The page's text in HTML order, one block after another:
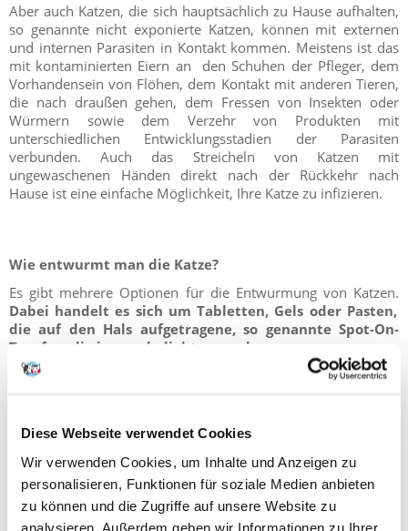
Diese Webseite verwendet Cookies
Wir verwenden Cookies, um Inhalte und Anzeigen zu
personalisieren, Funktionen für soziale Medien anbieten
zu können und die Zugriffe auf unsere Website zu
analysieren. Außerdem geben wir Informationen zu Ihrer
Aber auch Katzen, die sich hauptsächlich zu Hause aufhalten,
so genannte nicht exponierte Katzen, können mit externen
und internen Parasiten in Kontakt kommen. Meistens ist das
mit kontaminierten Eiern an den Schuhen der Pfleger, dem
Vorhandensein von Flöhen, dem Kontakt mit anderen Tieren,
die nach draußen gehen, dem Fressen von Insekten oder
Würmern sowie dem Verzehr von Produkten mit
unterschiedlichen Entwicklungsstadien der Parasiten
verbunden. Auch das Streicheln von Katzen mit
ungewaschenen Händen direkt nach der Rückkehr nach
Hause ist eine einfache Möglichkeit, Ihre Katze zu infizieren.
Wie entwurmt man die Katze?
Es gibt mehrere Optionen für die Entwurmung von Katzen.
Dabei handelt es sich um Tabletten, Gels oder Pasten,
die auf den Hals aufgetragene, so genannte Spot-On-
Tropfen, die immer beliebter werden.
Entwurmungstabletten für Katzen
Verabreichung von Pillen gegen Parasiten scheint die
schwierigste Methode zu sein, da Katzen eine Abneigung
gegen erzwungenes Schlucken haben. Die Hersteller bieten